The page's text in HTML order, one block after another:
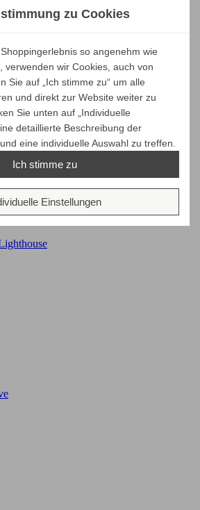
zu Cookies
so angenehm wie
verwenden wir Cookies, auch von
Sie auf „Ich stimme zu“ um alle
und direkt zur Website weiter zu
Sie unten auf „Individuelle
detaillierte Beschreibung der
eine individuelle Auswahl zu treffen.
Ich stimme zu
Einstellungen